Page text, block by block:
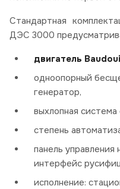
Стандартная
ДЭС 3000
двигатель
одноопорный
генератор,
выхлопная
степень
панель управления
интерфейс
исполнение: